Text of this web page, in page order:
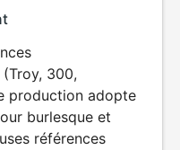
300,
production adopte
burlesque et
références